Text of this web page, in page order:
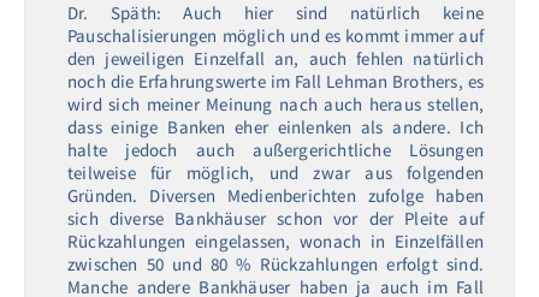
Dr. Späth: Auch hier sind natürlich keine
Pauschalisierungen möglich und es kommt immer auf
den jeweiligen Einzelfall an, auch fehlen natürlich
noch die Erfahrungswerte im Fall Lehman Brothers, es
wird sich meiner Meinung nach auch heraus stellen,
dass einige Banken eher einlenken als andere. Ich
halte jedoch auch außergerichtliche Lösungen
teilweise für möglich, und zwar aus folgenden
Gründen. Diversen Medienberichten zufolge haben
sich diverse Bankhäuser schon vor der Pleite auf
Rückzahlungen eingelassen, wonach in Einzelfällen
zwischen 50 und 80 % Rückzahlungen erfolgt sind.
Manche andere Bankhäuser haben ja auch im Fall